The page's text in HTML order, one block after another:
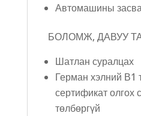
Автомашины
БОЛОМЖ, ДАВУУ
Шатлан суралцах
Герман хэлний В1
сертификат олгох
төлбөргүй